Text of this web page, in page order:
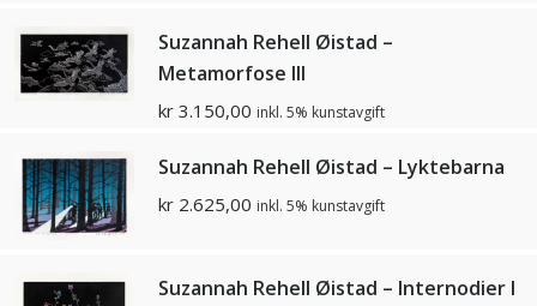
Suzannah Rehell Øistad –
Metamorfose lll
kr 3.150,00 inkl. 5% kunstavgift
Suzannah Rehell Øistad – Lyktebarna
kr 2.625,00 inkl. 5% kunstavgift
Suzannah Rehell Øistad – Internodier l